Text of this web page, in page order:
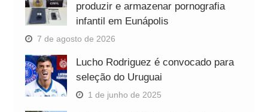
produzir e armazenar pornografia
infantil em Eunápolis
7 de agosto de 2026
Lucho Rodriguez é convocado para
seleção do Uruguai
1 de junho de 2025